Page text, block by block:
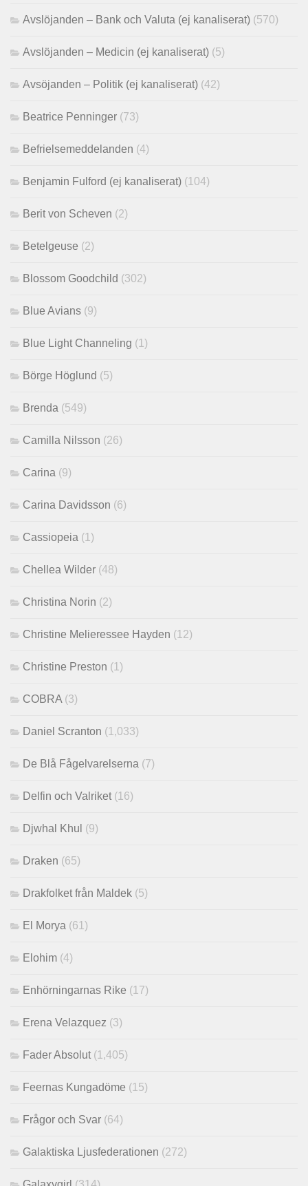
Avslöjanden – Bank och Valuta (ej kanaliserat) (570)
Avslöjanden – Medicin (ej kanaliserat) (5)
Avsöjanden – Politik (ej kanaliserat) (42)
Beatrice Penninger (73)
Befrielsemeddelanden (4)
Benjamin Fulford (ej kanaliserat) (104)
Berit von Scheven (2)
Betelgeuse (2)
Blossom Goodchild (302)
Blue Avians (9)
Blue Light Channeling (1)
Börge Höglund (5)
Brenda (549)
Camilla Nilsson (26)
Carina (9)
Carina Davidsson (6)
Cassiopeia (1)
Chellea Wilder (48)
Christina Norin (2)
Christine Melieressee Hayden (12)
Christine Preston (1)
COBRA (3)
Daniel Scranton (1,033)
De Blå Fågelvarelserna (7)
Delfin och Valriket (16)
Djwhal Khul (9)
Draken (65)
Drakfolket från Maldek (5)
El Morya (61)
Elohim (4)
Enhörningarnas Rike (17)
Erena Velazquez (3)
Fader Absolut (1,405)
Feernas Kungadöme (15)
Frågor och Svar (64)
Galaktiska Ljusfederationen (272)